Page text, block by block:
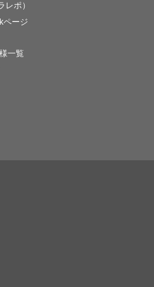
レポ）
ページ
一覧